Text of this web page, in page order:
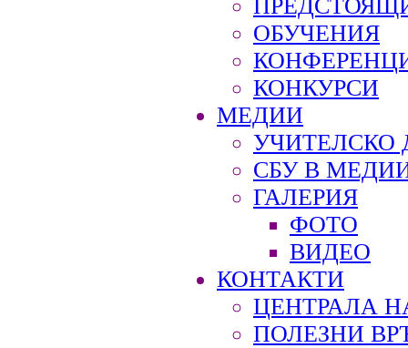
ОБУЧЕНИЯ
КОНКУРСИ
МЕДИИ
УЧИТЕЛСКО
СБУ В
ГАЛЕРИЯ
ФОТО
ВИДЕО
КОНТАКТИ
ЦЕНТРАЛА
ПОЛЕЗНИ